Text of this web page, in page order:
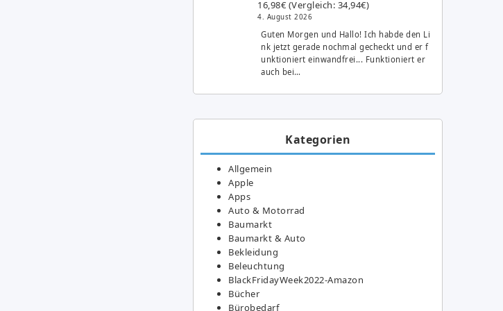
16,98€ (Vergleich: 34,94€)
4. August 2026
Guten Morgen und Hallo! Ich habde den Li
nk jetzt gerade nochmal gecheckt und er f
unktioniert einwandfrei... Funktioniert er
auch bei…
Kategorien
Allgemein
Apple
Apps
Auto & Motorrad
Baumarkt
Baumarkt & Auto
Bekleidung
Beleuchtung
BlackFridayWeek2022-Amazon
Bücher
Bürobedarf